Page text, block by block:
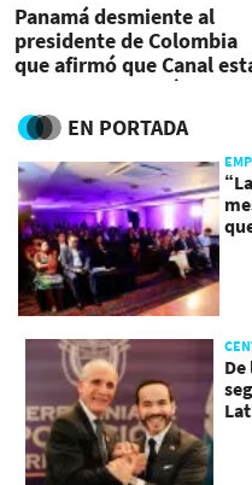
Panamá desmiente al
presidente de Colombia
que afirmó que Canal
cerrado por sequía
EN PORTADA